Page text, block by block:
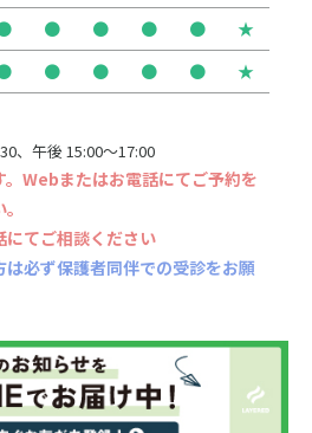
● ● ● ●
★
● ● ● ● ★
、午後 15:00〜17:00
Webまたはお電話にてご予約を
てご相談ください
必ず保護者同伴での受診をお願